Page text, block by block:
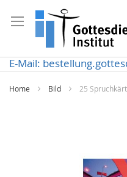
zum
Inhalt
E-Mail:
Home Bild 25